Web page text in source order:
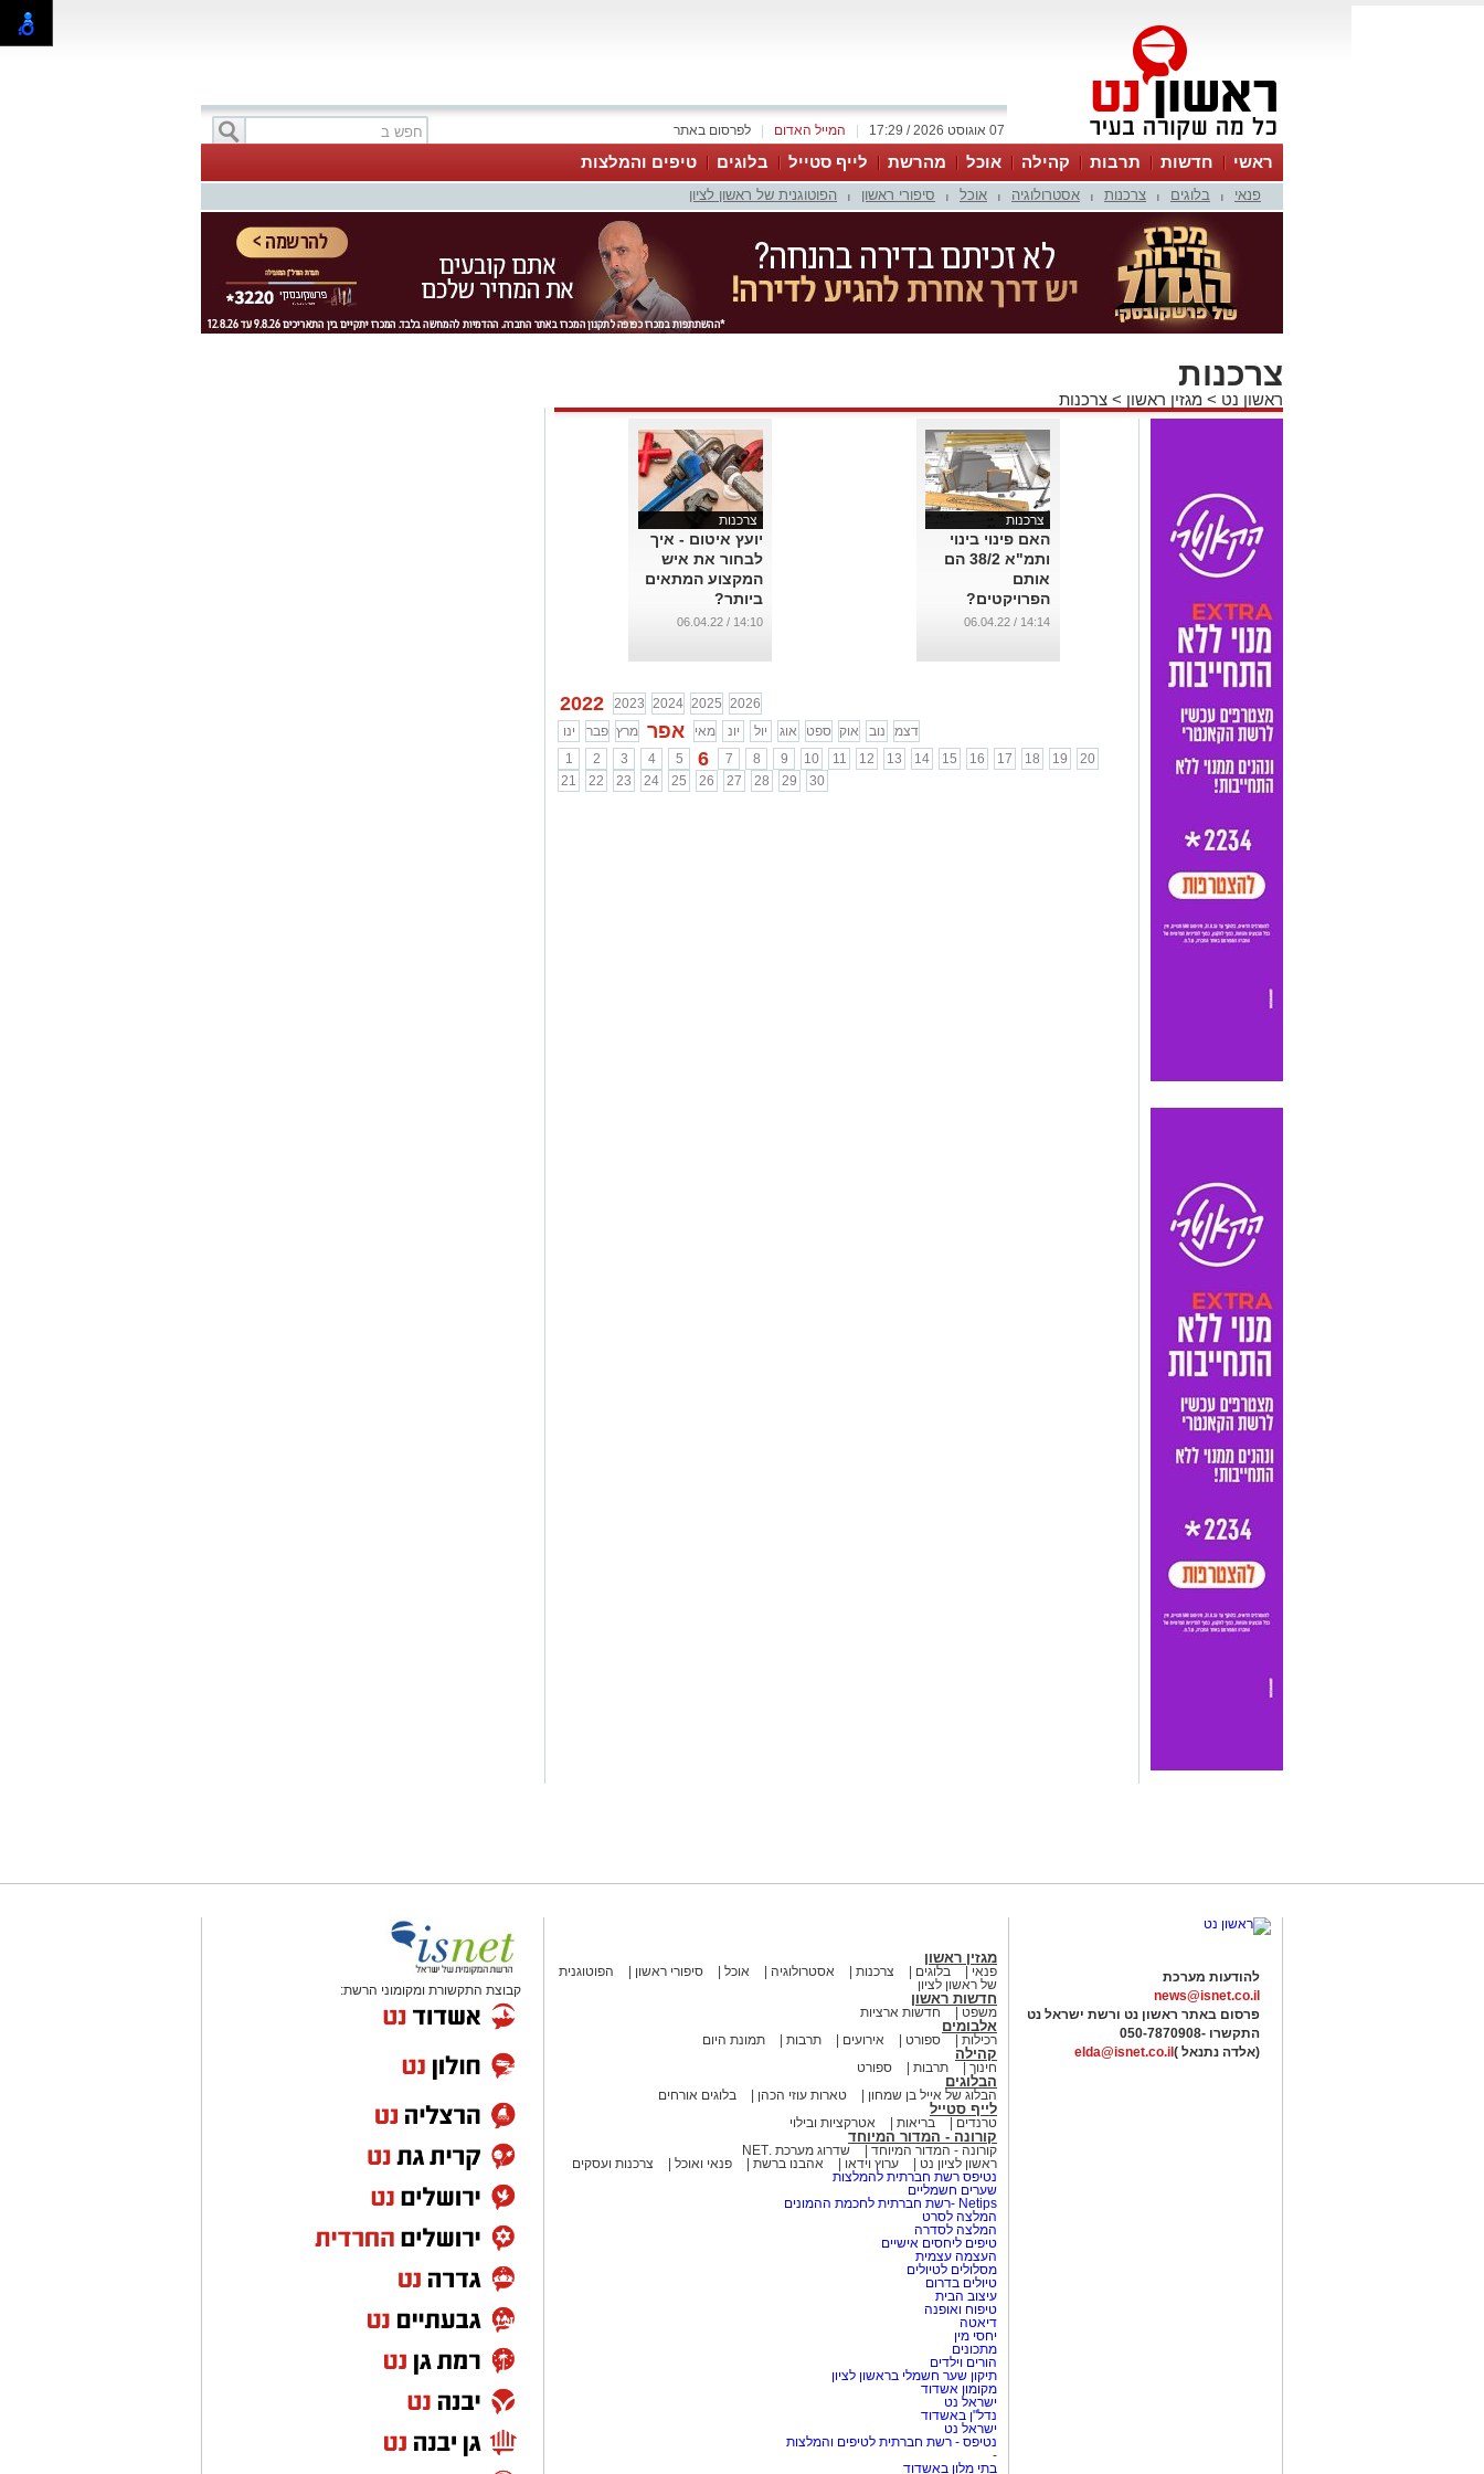
לפרסום באתר המייל האדום 07 אוגוסט 2026 / 17:29
ראשי חדשות תרבות קהילה אוכל מהרשת לייף סטייל בלוגים טיפים והמלצות
פנאי בלוגים צרכנות אסטרולוגיה אוכל סיפורי ראשון הפוטוגנית של ראשון לציון
צרכנות
ראשון נט > מגזין ראשון > צרכנות
צרכנות
האם פינוי בינוי
ותמ"א 38/2 הם
אותם
הפרויקטים?
...
14:14 / 06.04.22
צרכנות
יועץ איטום - איך
לבחור את איש
המקצוע המתאים
ביותר?
...
14:10 / 06.04.22
2022 2023 2024 2025 2026
ינו
פבר מרץ אפר מאי יונ יול אוג ספט אוק נוב
דצמ
1
2 3 4 5 6 7 8 9 10 11 12 13 14 15 16 17 18 19
20
21
22 23 24 25 26 27 28 29 30
להודעות מערכת
news@isnet.co.il
פרסום באתר ראשון נט ורשת ישראל נט
התקשרו -050-7870908
(אלדה נתנאל ) elda@isnet.co.il
מגזין ראשון
פנאי בלוגים צרכנות אסטרולוגיה אוכל סיפורי ראשון
הפוטוגנית
של ראשון לציון
חדשות ראשון
משפט חדשות ארציות
אלבומים
רכילות ספורט אירועים תרבות תמונת היום
קהילה
חינוך תרבות ספורט
הבלוגים
הבלוג של אייל בן שמחון טארות עוזי הכהן בלוגים אורחים
לייף סטייל
טרנדים בריאות אטרקציות ובילוי
קורונה - המדור המיוחד
קורונה - המדור המיוחד
שדרוג מערכת .NET
ראשון לציון נט
ערוץ וידאו אהבנו ברשת פנאי ואוכל
צרכנות ועסקים
נטיפס רשת חברתית להמלצות
שערים חשמליים
Netips -רשת חברתית לחכמת ההמונים
המלצה לסרט
המלצה לסדרה
טיפים ליחסים אישיים
העצמה עצמית
מסלולים לטיולים
טיולים בדרום
עיצוב הבית
טיפוח ואופנה
דיאטה
יחסי מין
מתכונים
הורים וילדים
תיקון שער חשמלי בראשון לציון
מקומון אשדוד
ישראל נט
נדל"ן באשדוד
ישראל נט
נטיפס - רשת חברתית לטיפים והמלצות
-
בתי מלון באשדוד
קבוצת התקשורת ומקומוני הרשת: